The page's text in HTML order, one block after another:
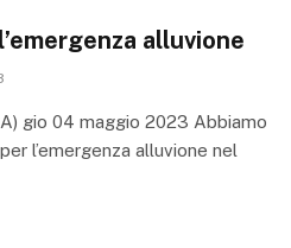
alluvione
gio 04 maggio 2023 Abbiamo
l’emergenza alluvione nel